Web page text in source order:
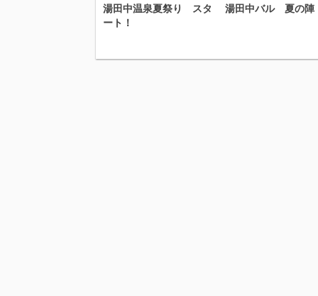
湯田中温泉夏祭り スタ
ート！
湯田中バル 夏の陣